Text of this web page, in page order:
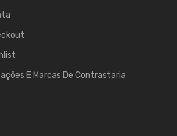
E Marcas De Contrastaria